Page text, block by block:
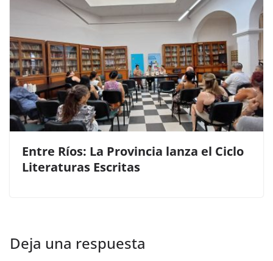
Entre Ríos: La Provincia lanza el Ciclo
Literaturas Escritas
Deja una respuesta